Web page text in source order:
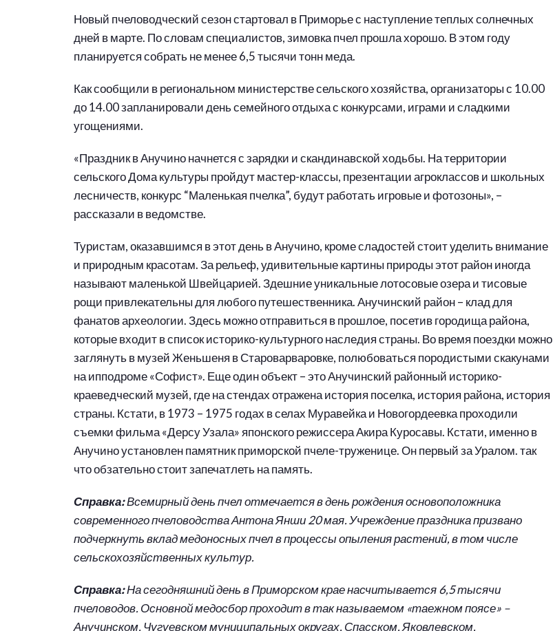
Новый пчеловодческий сезон стартовал в Приморье с наступление теплых солнечных
дней в марте. По словам специалистов, зимовка пчел прошла хорошо. В этом году
планируется собрать не менее 6,5 тысячи тонн меда.
Как сообщили в региональном министерстве сельского хозяйства, организаторы с 10.00
до 14.00 запланировали день семейного отдыха с конкурсами, играми и сладкими
угощениями.
«Праздник в Анучино начнется с зарядки и скандинавской ходьбы. На территории
сельского Дома культуры пройдут мастер-классы, презентации агроклассов и школьных
лесничеств, конкурс “Маленькая пчелка”, будут работать игровые и фотозоны», –
рассказали в ведомстве.
Туристам, оказавшимся в этот день в Анучино, кроме сладостей стоит уделить внимание
и природным красотам. За рельеф, удивительные картины природы этот район иногда
называют маленькой Швейцарией. Здешние уникальные лотосовые озера и тисовые
рощи привлекательны для любого путешественника. Анучинский район – клад для
фанатов археологии. Здесь можно отправиться в прошлое, посетив городища района,
которые входит в список историко-культурного наследия страны. Во время поездки можно
заглянуть в музей Женьшеня в Староварваровке, полюбоваться породистыми скакунами
на ипподроме «Софист». Еще один объект – это Анучинский районный историко-
краеведческий музей, где на стендах отражена история поселка, история района, история
страны. Кстати, в 1973 – 1975 годах в селах Муравейка и Новогордеевка проходили
съемки фильма «Дерсу Узала» японского режиссера Акира Куросавы. Кстати, именно в
Анучино установлен памятник приморской пчеле-труженице. Он первый за Уралом. так
что обзательно стоит запечатлеть на память.
Справка:Всемирный день пчел отмечается в день рождения основоположника
современного пчеловодства Антона Янши 20 мая. Учреждение праздника призвано
подчеркнуть вклад медоносных пчел в процессы опыления растений, в том числе
сельскохозяйственных культур.
Справка:На сегодняшний день в Приморском крае насчитывается 6,5 тысячи
пчеловодов. Основной медосбор проходит в так называемом «таежном поясе» –
Анучинском, Чугуевском муниципальных округах, Спасском, Яковлевском,